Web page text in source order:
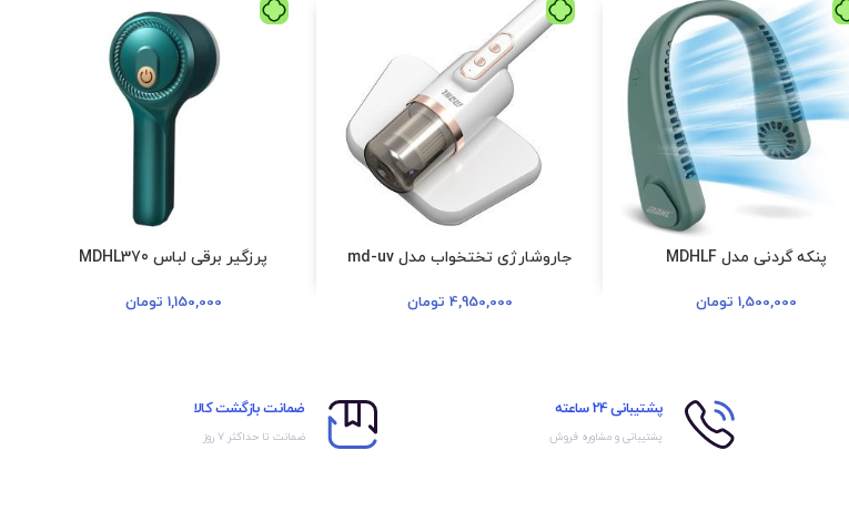
پنکه گردنی مدل MDHLF
1,500,000 تومان
جاروشارژی تختخواب مدل md-uv
4,950,000 تومان
پرزگیر برقی لباس MDHL370
1,150,000 تومان
پشتیبانی 24 ساعته
پشتیبانی و مشاوره فروش
ضمانت بازگشت کالا
ضمانت تا حداکثر ۷ روز